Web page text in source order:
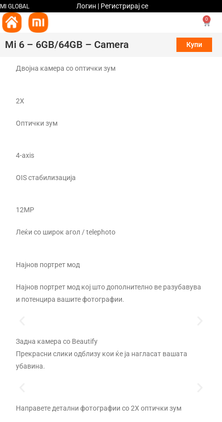
MI GLOBAL Логин | Регистрирај се
0
Mi 6 – 6GB/64GB – Camera Купи
Двојна камера со оптички зум
2X
Оптички зум
4-axis
OIS стабилизација
12MP
Леќи со широк агол / telephoto
Најнов портрет мод
Најнов портрет мод кој што дополнително ве разубавува
и потенцира вашите фотографии.
Задна камера со Beautify
Прекрасни слики одблизу кои ќе ја нагласат вашата
убавина.
Направете детални фотографии со 2X оптички зум